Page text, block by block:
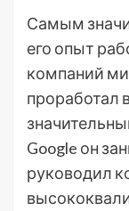
Самым
его опыт
компаний
проработал
Google он
руководил